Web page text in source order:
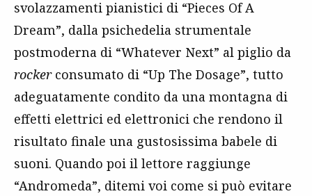
svolazzamenti pianistici di “Pieces Of A
Dream”, dalla psichedelia strumentale
postmoderna di “Whatever Next” al piglio da
rockerconsumato di “Up The Dosage”, tutto
adeguatamente condito da una montagna di
effetti elettrici ed elettronici che rendono il
risultato finale una gustosissima babele di
suoni. Quando poi il lettore raggiunge
“Andromeda”, ditemi voi come si può evitare